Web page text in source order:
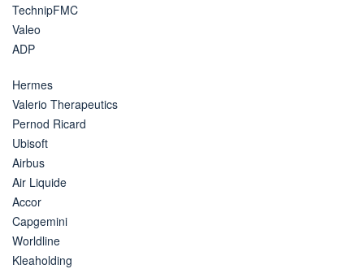
TechnipFMC
Valeo
ADP
Hermes
Valerio Therapeutics
Pernod Ricard
Ubisoft
Airbus
Air Liquide
Accor
Capgemini
Worldline
Kleaholding